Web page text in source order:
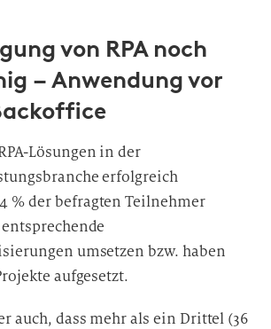
von RPA noch
– Anwendung vor
Lösungen in der
erfolgreich
% der befragten Teilnehmer
umsetzen bzw. haben
aufgesetzt.
auch, dass mehr als ein Drittel (36